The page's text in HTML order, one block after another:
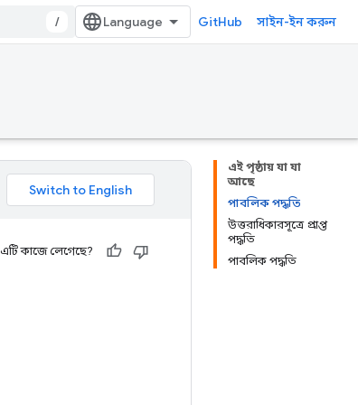
/ GitHub সাইন-ইন করুন
এই পৃষ্ঠায় যা যা
আছে
পাবলিক পদ্ধতি
উত্তরাধিকারসূত্রে প্রাপ্ত
পদ্ধতি
পাবলিক পদ্ধতি
এটি কাজে লেগেছে?